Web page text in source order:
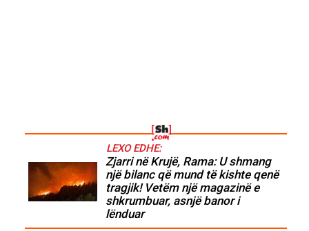
LEXO EDHE:
Zjarri në Krujë, Rama: U shmang
një bilanc që mund të kishte qenë
tragjik! Vetëm një magazinë e
shkrumbuar, asnjë banor i
lënduar